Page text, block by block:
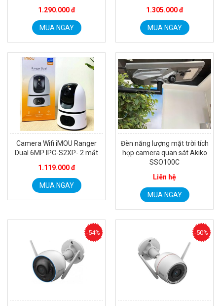
1.290.000 đ
MUA NGAY
1.305.000 đ
MUA NGAY
Camera Wifi iMOU Ranger
Dual 6MP IPC-S2XP- 2 mắt
1.119.000 đ
MUA NGAY
Đèn năng lượng mặt trời tích
hợp camera quan sát Akiko
SSO100C
Liên hệ
MUA NGAY
-54% -50%
Đèn năng lượng mặt trời tích hợp camera quan sát Akiko
SSO100C
MUA NGAY
Camera Wifi thông minh EZVIZ H6c Pro 3M 2K Tặng thẻ 64G
MUA NGAY